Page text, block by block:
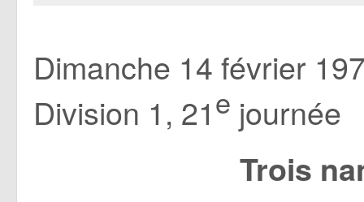
Dimanche 14 février
Division 1, 21e journée
Trois